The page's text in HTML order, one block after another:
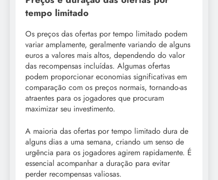
tempo limitado
Os preços das ofertas por tempo limitado podem
variar amplamente, geralmente variando de alguns
euros a valores mais altos, dependendo do valor
das recompensas incluídas. Algumas ofertas
podem proporcionar economias significativas em
comparação com os preços normais, tornando-as
atraentes para os jogadores que procuram
maximizar seu investimento.
A maioria das ofertas por tempo limitado dura de
alguns dias a uma semana, criando um senso de
urgência para os jogadores agirem rapidamente. É
essencial acompanhar a duração para evitar
perder recompensas valiosas.